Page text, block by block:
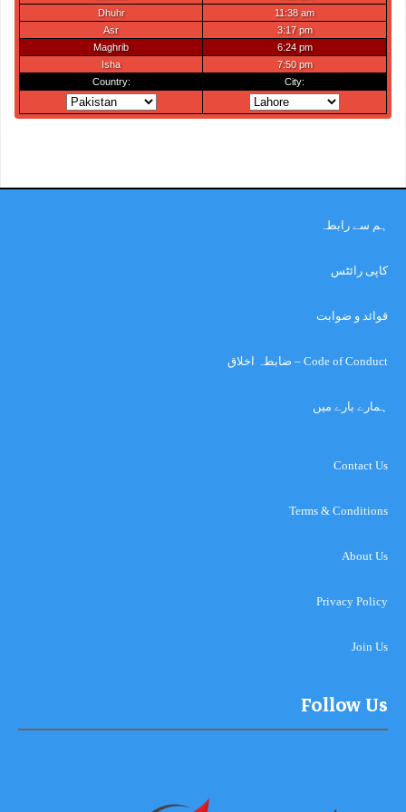
ہم سے رابطہ
کاپی رائٹس
قوائد و ضوابت
Code of Conduct – ضابطہ اخلاق
ہمارے بارے میں
Contact Us
Terms & Conditions
About Us
Privacy Policy
Join Us
Follow Us